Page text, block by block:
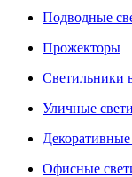
Подводные
Прожекторы
Светильники
Уличные
Офисные